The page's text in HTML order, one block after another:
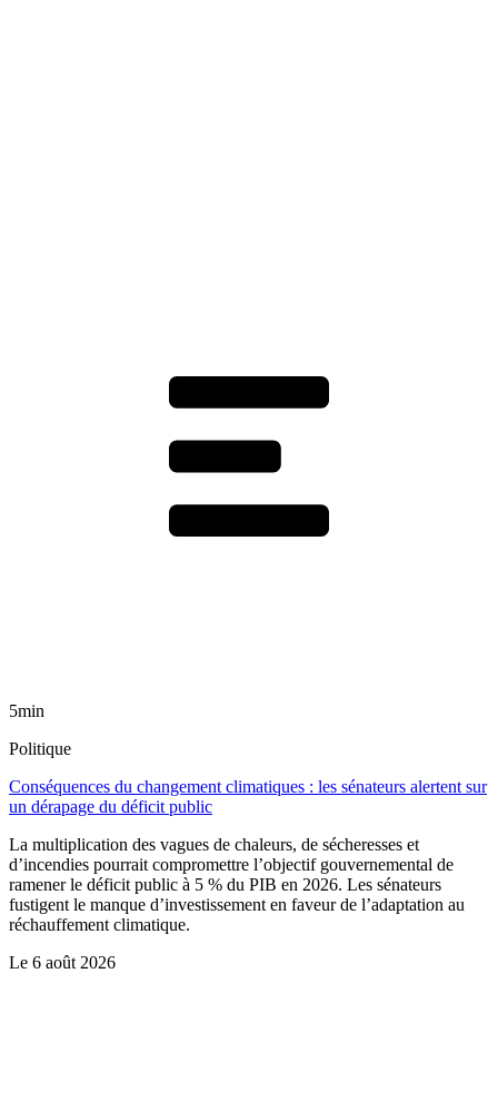
5min
Politique
Conséquences du changement climatiques : les sénateurs alertent sur
un dérapage du déficit public
La multiplication des vagues de chaleurs, de sécheresses et
d’incendies pourrait compromettre l’objectif gouvernemental de
ramener le déficit public à 5 % du PIB en 2026. Les sénateurs
fustigent le manque d’investissement en faveur de l’adaptation au
réchauffement climatique.
Le 6 août 2026